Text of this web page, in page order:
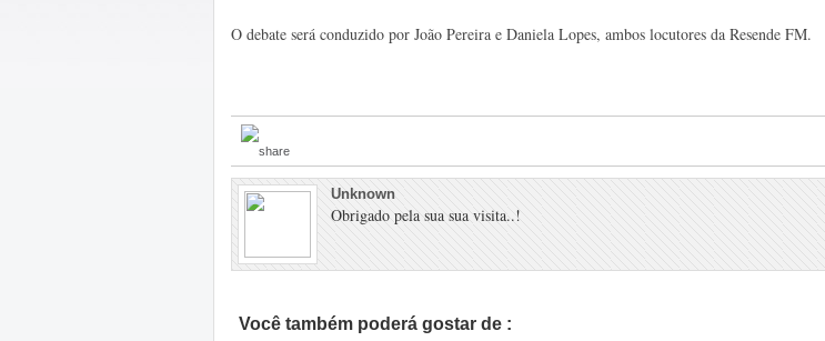
O debate será conduzido por João Pereira e Daniela Lopes, ambos locutores da Resende FM.
Unknown
Obrigado pela sua sua visita..!
Você também poderá gostar de :